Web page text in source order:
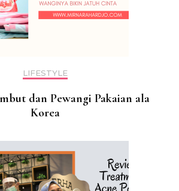
LIFESTYLE
dan Pewangi Pakaian ala
Korea